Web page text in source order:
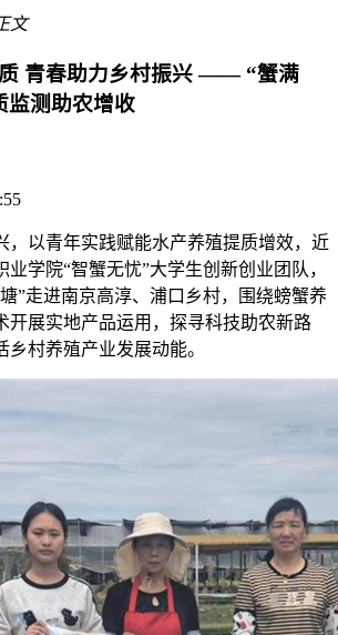
文
青春助力乡村振兴 —— “蟹满
监测助农增收
，以青年实践赋能水产养殖提质增效，近
业学院“智蟹无忧”大学生创新创业团队，
”走进南京高淳、浦口乡村，围绕螃蟹养
开展实地产品运用，探寻科技助农新路
村养殖产业发展动能。